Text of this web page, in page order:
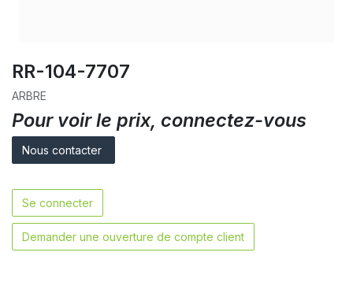
RR-104-7707
ARBRE
Pour voir le prix, connectez-vous
Nous contacter
Se connecter
Demander une ouverture de compte client